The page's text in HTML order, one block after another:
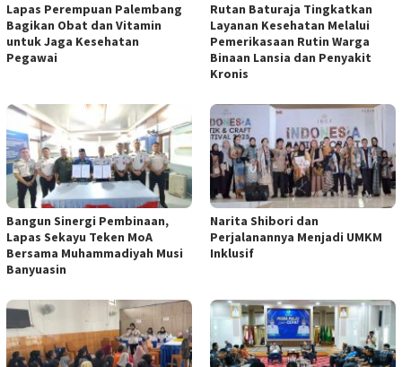
Lapas Perempuan Palembang
Bagikan Obat dan Vitamin
untuk Jaga Kesehatan
Pegawai
Rutan Baturaja Tingkatkan
Layanan Kesehatan Melalui
Pemerikasaan Rutin Warga
Binaan Lansia dan Penyakit
Kronis
Bangun Sinergi Pembinaan,
Lapas Sekayu Teken MoA
Bersama Muhammadiyah Musi
Banyuasin
Narita Shibori dan
Perjalanannya Menjadi UMKM
Inklusif